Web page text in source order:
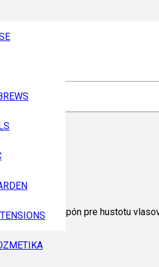
Densité šampón pre hustotu